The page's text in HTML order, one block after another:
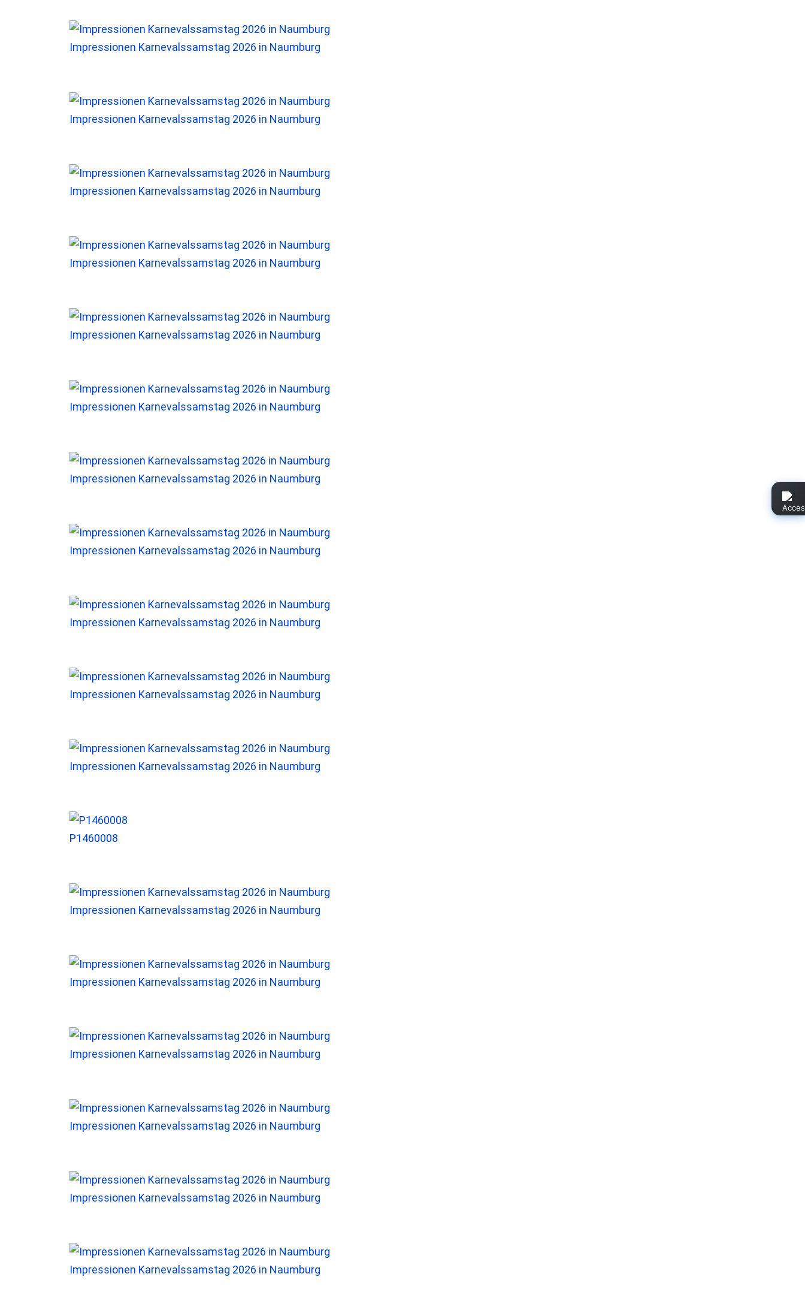
Impressionen Karnevalssamstag 2026 in Naumburg
Impressionen Karnevalssamstag 2026 in Naumburg
Impressionen Karnevalssamstag 2026 in Naumburg
Impressionen Karnevalssamstag 2026 in Naumburg
Impressionen Karnevalssamstag 2026 in Naumburg
Impressionen Karnevalssamstag 2026 in Naumburg
Impressionen Karnevalssamstag 2026 in Naumburg
Impressionen Karnevalssamstag 2026 in Naumburg
Impressionen Karnevalssamstag 2026 in Naumburg
Impressionen Karnevalssamstag 2026 in Naumburg
Impressionen Karnevalssamstag 2026 in Naumburg
P1460008
Impressionen Karnevalssamstag 2026 in Naumburg
Impressionen Karnevalssamstag 2026 in Naumburg
Impressionen Karnevalssamstag 2026 in Naumburg
Impressionen Karnevalssamstag 2026 in Naumburg
Impressionen Karnevalssamstag 2026 in Naumburg
Impressionen Karnevalssamstag 2026 in Naumburg